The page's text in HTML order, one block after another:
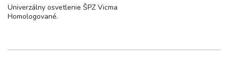
Univerzálny osvetlenie ŠPZ Vicma
Homologované.